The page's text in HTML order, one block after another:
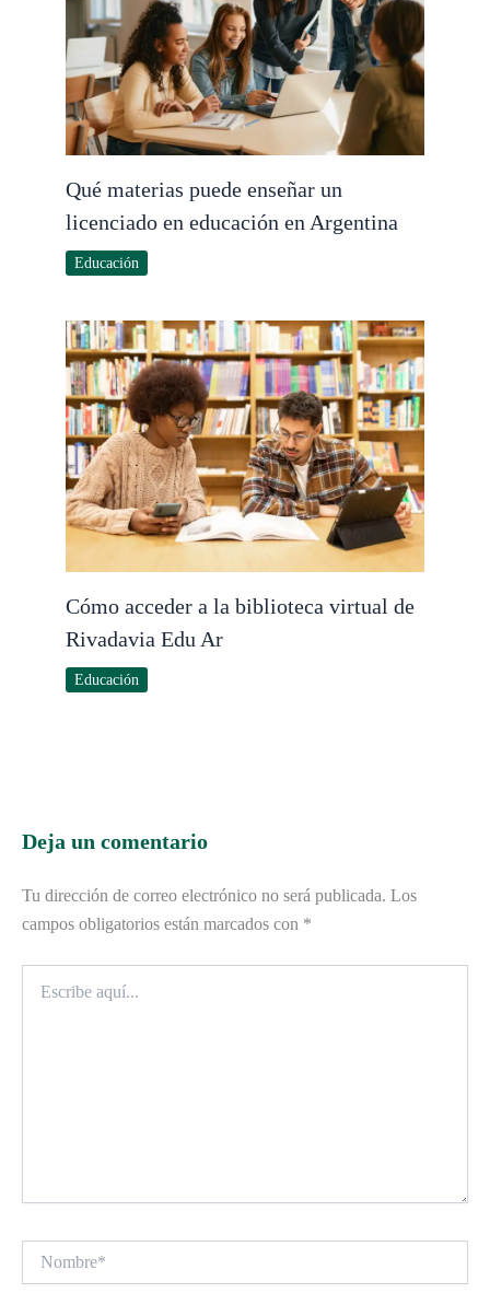
Qué materias puede enseñar un
licenciado en educación en Argentina
Educación
Cómo acceder a la biblioteca virtual de
Rivadavia Edu Ar
Educación
Deja un comentario
Tu dirección de correo electrónico no será publicada. Los
campos obligatorios están marcados con *
aquí...